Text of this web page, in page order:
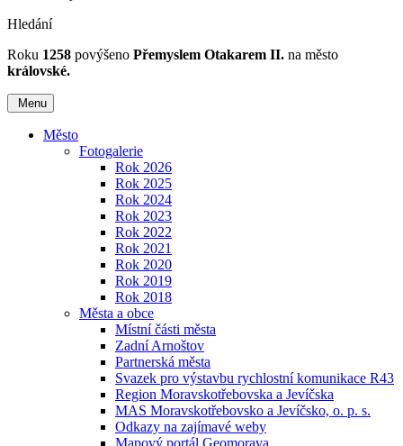
Hledání
Roku 1258 povýšeno Přemyslem Otakarem II. na město
královské.
Menu
Město
Fotogalerie
Rok 2026
Rok 2025
Rok 2024
Rok 2023
Rok 2022
Rok 2021
Rok 2020
Rok 2019
Rok 2018
Města a obce
Místní části města
Zadní Arnoštov
Partnerská města
Svazek pro výstavbu rychlostní komunikace R43
Region Moravskotřebovska a Jevíčska
MAS Moravskotřebovsko a Jevíčsko, o. p. s.
Odkazy na zajímavé weby
Mapový portál Geomorava